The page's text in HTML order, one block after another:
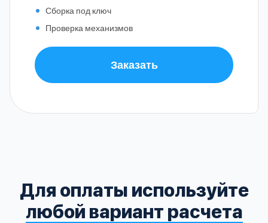
Сборка под ключ
Проверка механизмов
Заказать
Для оплаты используйте
любой вариант расчета